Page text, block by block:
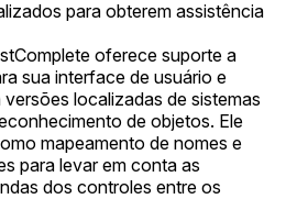
para obterem assistência
oferece suporte a
sua interface de usuário e
localizadas de sistemas
de objetos. Ele
mapeamento de nomes e
para levar em conta as
dos controles entre os